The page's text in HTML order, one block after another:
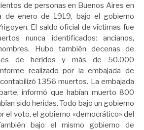
de personas en Buenos Aires en
de enero de 1919, bajo el gobierno
El saldo oficial de víctimas fue
nunca identificados: ancianos,
Hubo también decenas de
de heridos y más de 50.000
realizado por la embajada de
1356 muertos.​ La embajada
informó que habían muerto 800
sido heridas. Todo bajo un gobierno
el voto, el gobierno «democrático» del
bajo el mismo gobierno de